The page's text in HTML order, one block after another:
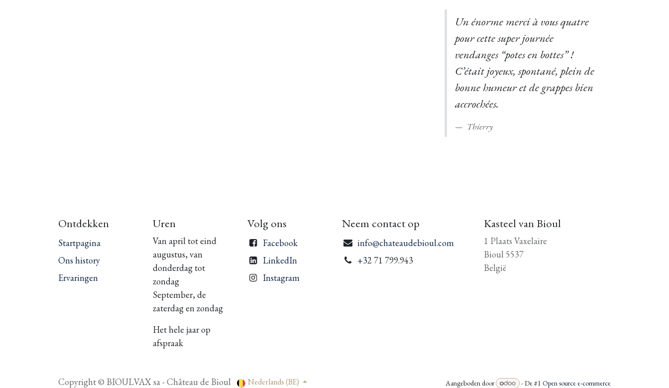
Un énorme merci à vous quatre
pour cette super journée
vendanges “potes en bottes” !
C’était joyeux, spontané, plein de
bonne humeur et de grappes bien
accrochées.
Thierry
Ontdekken
Startpagina
Ons history
Ervaringen
Uren
Van april tot eind
augustus, van
donderdag tot
zondag
September, de
zaterdag en zondag
Het hele jaar op
afspraak
Volg ons
Facebook
LinkedIn
Instagram
Neem contact op
info@chateaudebioul.com
+32 71 799.943
Kasteel van Bioul
1 Plaats Vaxelaire
Bioul 5537
België
Copyright © BIOULVAX sa - Château de Bioul Nederlands (BE) Aangeboden door - De #1 Open source e-commerce